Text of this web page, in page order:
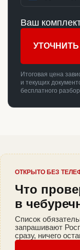
Ваш
Итоговая цена
и текущих
бесплатного
ОТКРЫТО БЕЗ
Что
в
Список
запрашивают
сразу, ничего